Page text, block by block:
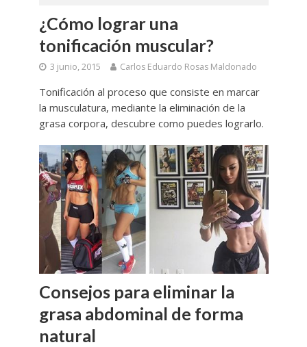
¿Cómo lograr una
tonificación muscular?
3 junio, 2015 Carlos Eduardo Rosas Maldonado
Tonificación al proceso que consiste en marcar
la musculatura, mediante la eliminación de la
grasa corpora, descubre como puedes lograrlo.
Consejos para eliminar la
grasa abdominal de forma
natural